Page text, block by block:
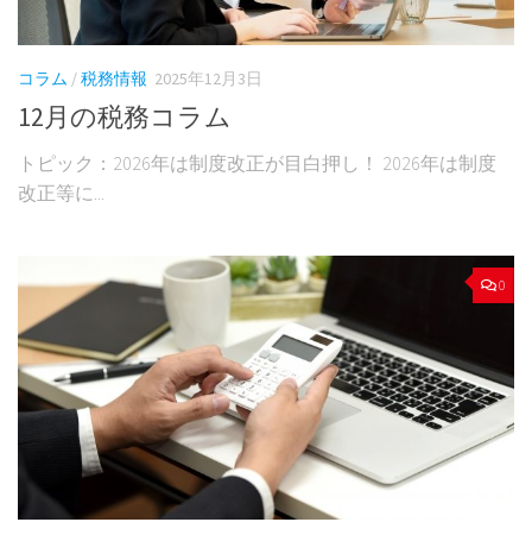
コラム /税務情報 2025年12月3日
12月の税務コラム
トピック：2026年は制度改正が目白押し！ 2026年は制度
改正等に...
0